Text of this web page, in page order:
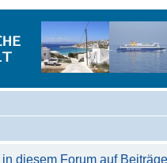
diesem Forum auf